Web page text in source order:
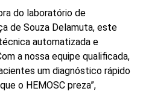
do laboratório de
de Souza Delamuta, este
automatizada e
a nossa equipe qualificada,
um diagnóstico rápido
o HEMOSC preza”,